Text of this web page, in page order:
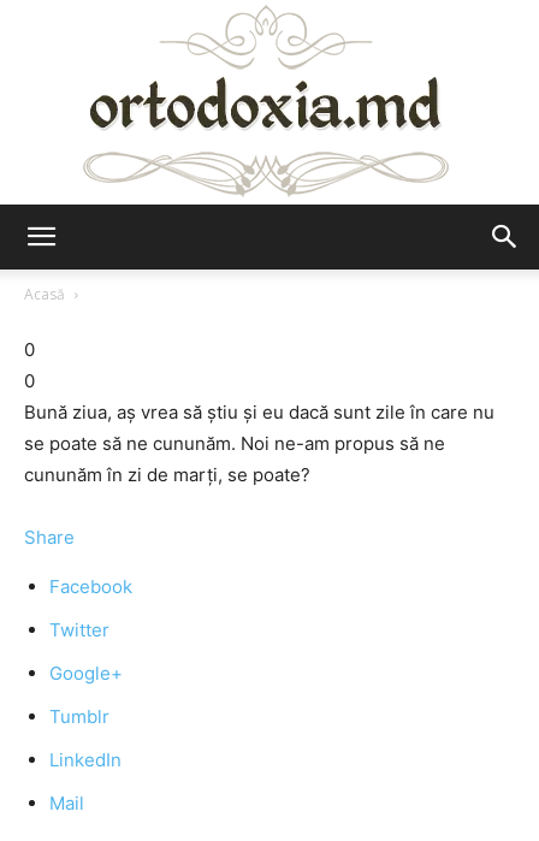
Acasă
0
0
Bună ziua, aş vrea să ştiu şi eu dacă sunt zile în care nu
se poate să ne cununăm. Noi ne-am propus să ne
cununăm în zi de marţi, se poate?
Share
Facebook
Twitter
Google+
Tumblr
LinkedIn
Mail